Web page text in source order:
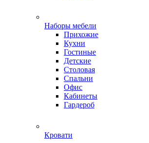
Наборы мебели
Прихожие
Кухни
Гостиные
Детские
Столовая
Спальни
Офис
Кабинеты
Гардероб
Кровати